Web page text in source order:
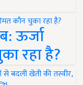
ऊर्जा
रहा है?